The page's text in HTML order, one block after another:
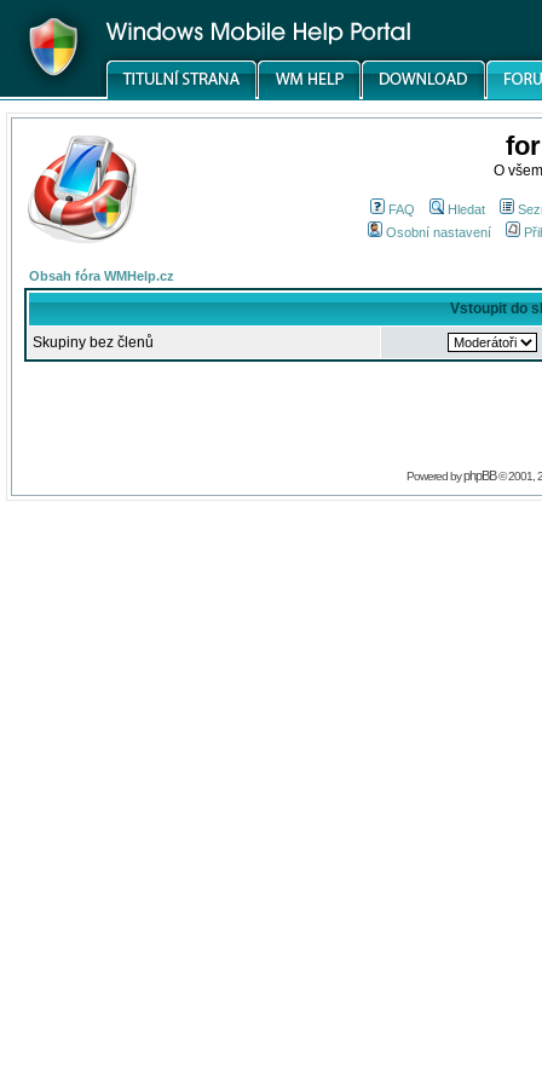
O
FAQ Hledat
Osobní nastavení
Obsah fóra WMHelp.cz
Vstoupit do
Skupiny bez členů
Powered byphpBB© 2001,